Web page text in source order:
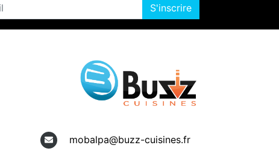
S'inscrire
mobalpa@buzz-cuisines.fr